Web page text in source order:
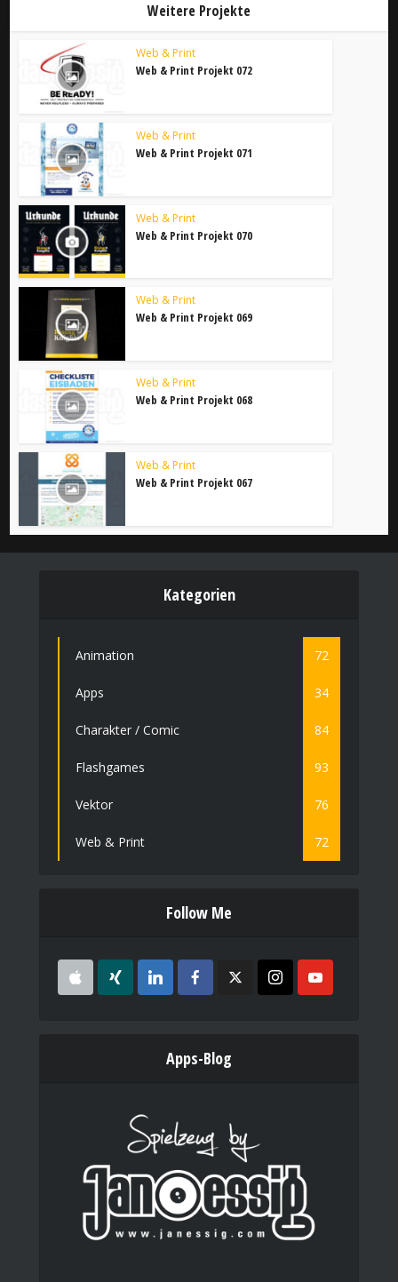
Weitere Projekte
Web & Print
Web & Print Projekt 072
Web & Print
Web & Print Projekt 071
Web & Print
Web & Print Projekt 070
Web & Print
Web & Print Projekt 069
Web & Print
Web & Print Projekt 068
Web & Print
Web & Print Projekt 067
Kategorien
Animation 72
Apps 34
Charakter / Comic 84
Flashgames 93
Vektor 76
Web & Print 72
Follow Me
Apps-Blog